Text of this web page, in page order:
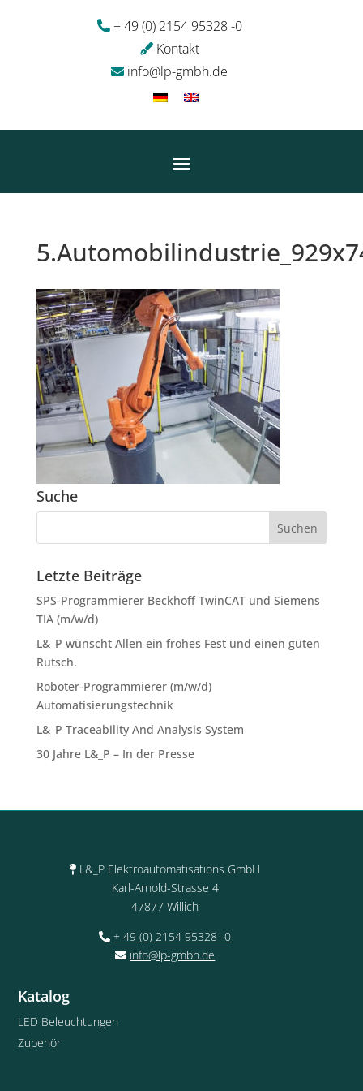
+ 49 (0) 2154 95328 -0
Kontakt
info@lp-gmbh.de
Suche
Letzte Beiträge
SPS-Programmierer Beckhoff TwinCAT und Siemens
TIA (m/w/d)
L&_P wünscht Allen ein frohes Fest und einen guten
Rutsch.
Roboter-Programmierer (m/w/d)
Automatisierungstechnik
L&_P Traceability And Analysis System
30 Jahre L&_P – In der Presse
L&_P Elektroautomatisations GmbH
Karl-Arnold-Strasse 4
47877 Willich
+ 49 (0) 2154 95328 -0
info@lp-gmbh.de
Katalog
LED Beleuchtungen
Zubehör